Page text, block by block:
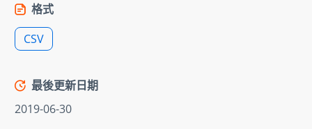
格式
CSV
最後更新日期
2019-06-30